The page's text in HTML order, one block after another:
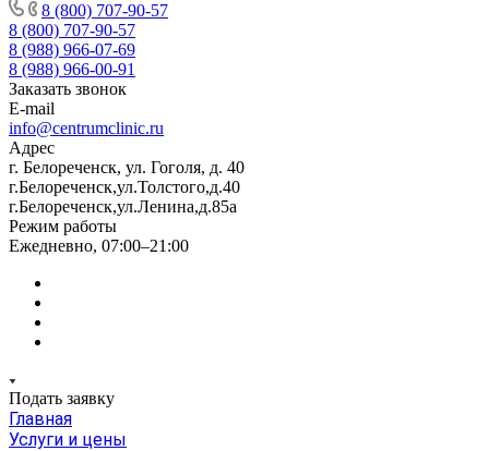
8 (800) 707-90-57
8 (800) 707-90-57
8 (988) 966-07-69
8 (988) 966-00-91
Заказать звонок
E-mail
info@centrumclinic.ru
Адрес
г. Белореченск, ул. Гоголя, д. 40
г.Белореченск,ул.Толстого,д.40
г.Белореченск,ул.Ленина,д.85а
Режим работы
Ежедневно, 07:00–21:00
Подать заявку
Главная
Услуги и цены